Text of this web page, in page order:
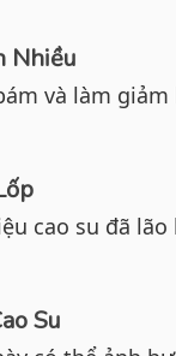
Nhiều
và làm
cao su đã
Su